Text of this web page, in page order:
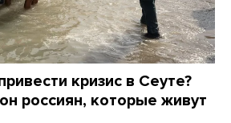
кризис в Сеуте?
россиян, которые живут